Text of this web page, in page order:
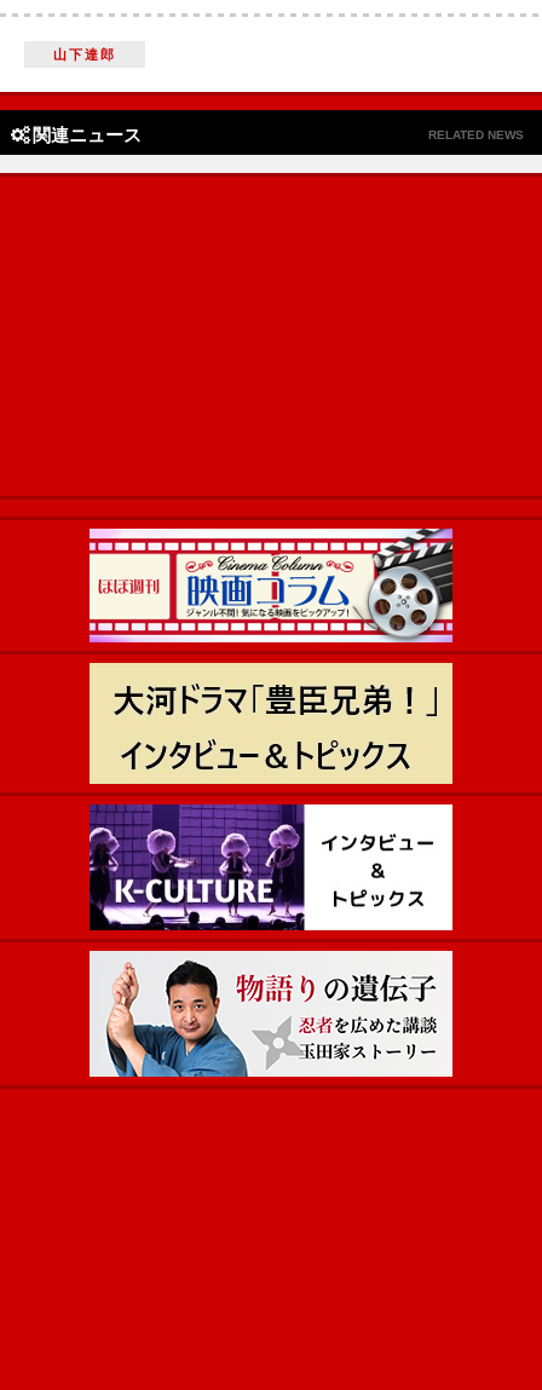
山下達郎
関連ニュース RELATED NEWS